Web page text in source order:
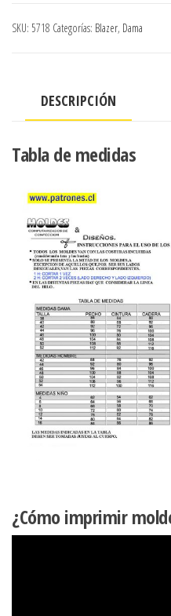
integrado
cantidad
SKU: 5718 Categorías: Blazer, Dama
DESCRIPCIÓN
Tabla de medidas
¿Cómo imprimir